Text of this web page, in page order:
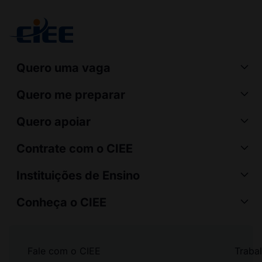
Quero uma vaga
Quero me preparar
Quero apoiar
Contrate com o CIEE
Instituições de Ensino
Conheça o CIEE